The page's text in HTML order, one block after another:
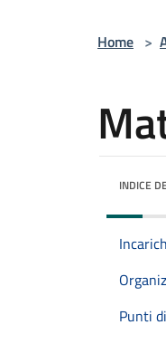
Home >
INDICE
Punti